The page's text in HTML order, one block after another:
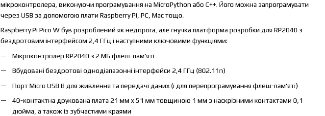
мікроконтролера, виконуючи програмування на MicroPython або C++. Його можна запрограмувати
через USB за допомогою плати Raspberry Pi, PC, Mac тощо.
Raspberry Pi Pico W був розроблений як недорога, але гнучка платформа розробки для RP2040 з
бездротовим інтерфейсом 2,4 ГГц і наступними ключовими функціями:
Мікроконтролер RP2040 з 2 МБ флеш-пам'яті
Вбудовані бездротові однодіапазонні інтерфейси 2,4 ГГц (802.11n)
Порт Micro USB B для живлення та передачі даних (і для перепрограмування флеш-пам'яті)
40-контактна друкована плата 21 мм x 51 мм товщиною 1 мм з наскрізними контактами 0,1
дюйма, а також із зубчастими краями